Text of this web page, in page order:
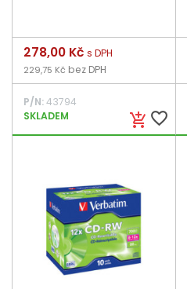
add_shopping_cart favorite_border
Cena
278,00 Kč s DPH
229,75 Kč bez DPH
P/N:43794
SKLADEM